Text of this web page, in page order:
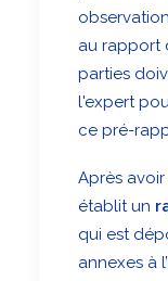
au rapport
parties
l'expert
ce pré-
Après
établit un
qui est
annexes à